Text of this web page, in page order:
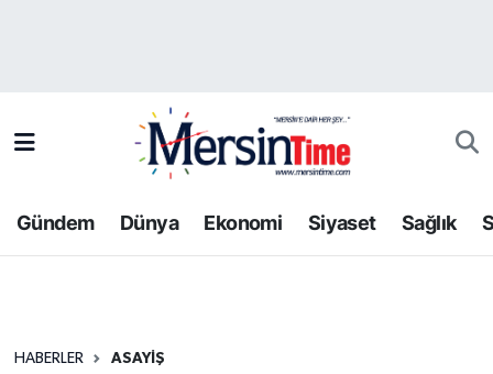
Gündem Dünya Ekonomi Siyaset Sağlık
HABERLER ASAYIŞ
Bilim-Teknoloji
Dünya
Ekonomi
Trafik Durumu
Tüm Manşetler
Haber Arşivi